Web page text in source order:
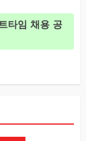
타임 채용 공